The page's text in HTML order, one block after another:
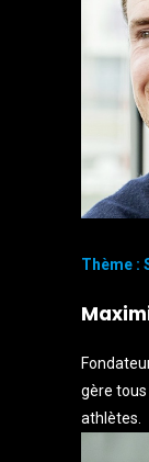
Thème :
gère
athlètes.